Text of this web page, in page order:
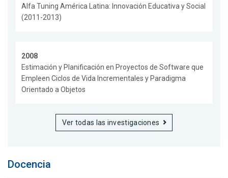
Alfa Tuning América Latina: Innovación Educativa y Social
(2011-2013)
2008
Estimación y Planificación en Proyectos de Software que
Empleen Ciclos de Vida Incrementales y Paradigma
Orientado a Objetos
Ver todas las investigaciones
Docencia